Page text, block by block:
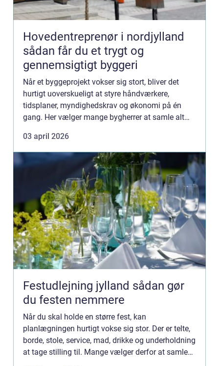
Hovedentreprenør i nordjylland
sådan får du et trygt og
gennemsigtigt byggeri
Når et byggeprojekt vokser sig stort, bliver det
hurtigt uoverskueligt at styre håndværkere,
tidsplaner, myndighedskrav og økonomi på én
gang. Her vælger mange bygherrer at samle alt
Nordjylland har de...
03 april 2026
Festudlejning jylland sådan gør
du festen nemmere
Når du skal holde en større fest, kan
planlægningen hurtigt vokse sig stor. Der er telte,
borde, stole, service, mad, drikke og underholdning
at tage stilling til. Mange vælger derfor at samle